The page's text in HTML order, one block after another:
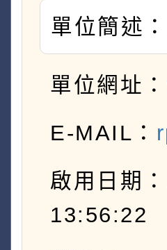
單位簡述
單位網址：
E-MAIL：
啟用日期
13:56:22